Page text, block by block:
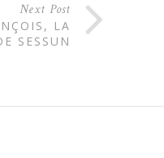
Next Post
LA
SESSUN